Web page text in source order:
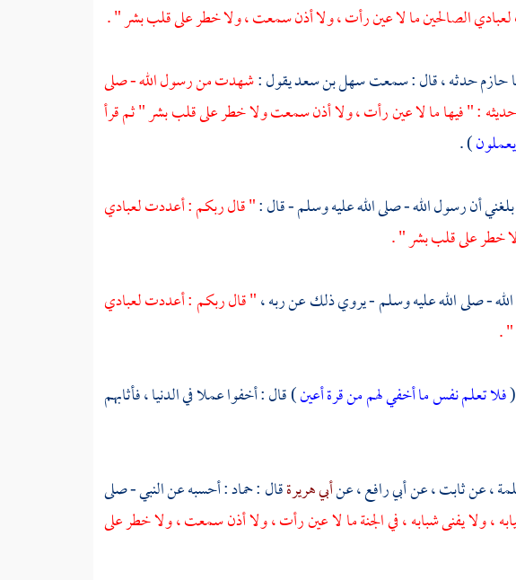
الصالحين ما لا عين رأت ، ولا أذن سمعت ، ولا خطر على قلب بشر " .
حازمحدثه ، قال : سمعتسهل بن سعديقول :شهدت من رسول الله - صلى
: " فيها ما لا عين رأت ، ولا أذن سمعت ولا خطر على قلب بشر " ثم قرأ
) .
أن رسول الله - صلى الله عليه وسلم - قال :" قال ربكم : أعددت لعبادي
خطر على قلب بشر " .
- صلى الله عليه وسلم - يروي ذلك عن ربه ،" قال ربكم : أعددت لعبادي
.
(فلا تعلم نفس ما أخفي لهم من قرة أعين) قال : أخفوا عملا في الدنيا ، فأثابهم
،عنثابت ،عنأبي رافع ،عنأبي هريرةقال :حماد :أحسبه عن النبي - صلى
، ولا يفنى شبابه ، في الجنة ما لا عين رأت ، ولا أذن سمعت ، ولا خطر على